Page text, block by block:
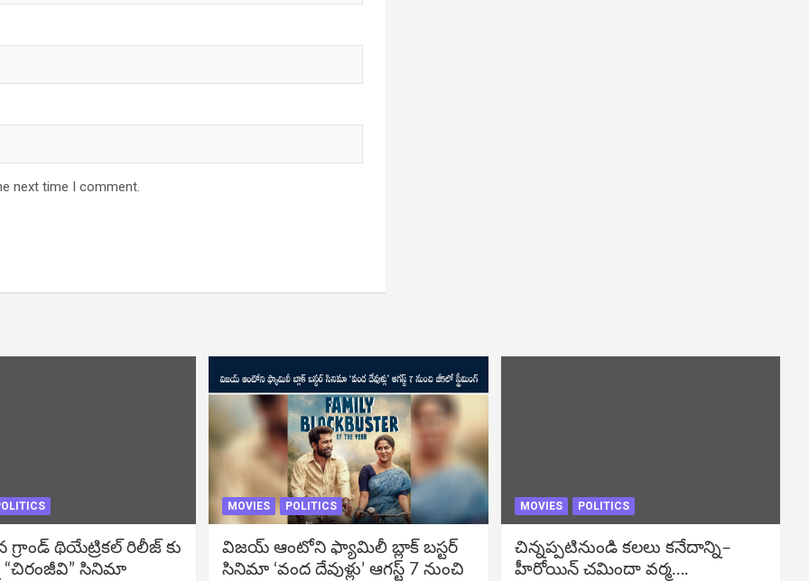
next time I comment.
గ్రాండ్ థియేట్రికల్ రిలీజ్ కు
“చిరంజీవి” సినిమా
MOVIES POLITICS
విజ‌య్ ఆంటోని ఫ్యామిలీ బ్లాక్ బ‌స్ట‌ర్‌
సినిమా ‘వంద దేవుళ్లు’ ఆగస్ట్ 7 నుంచి
MOVIES POLITICS
చిన్నప్పటినుండి కలలు కనేదాన్ని–
హీరోయిన్‌ చమిందా వర్మ….